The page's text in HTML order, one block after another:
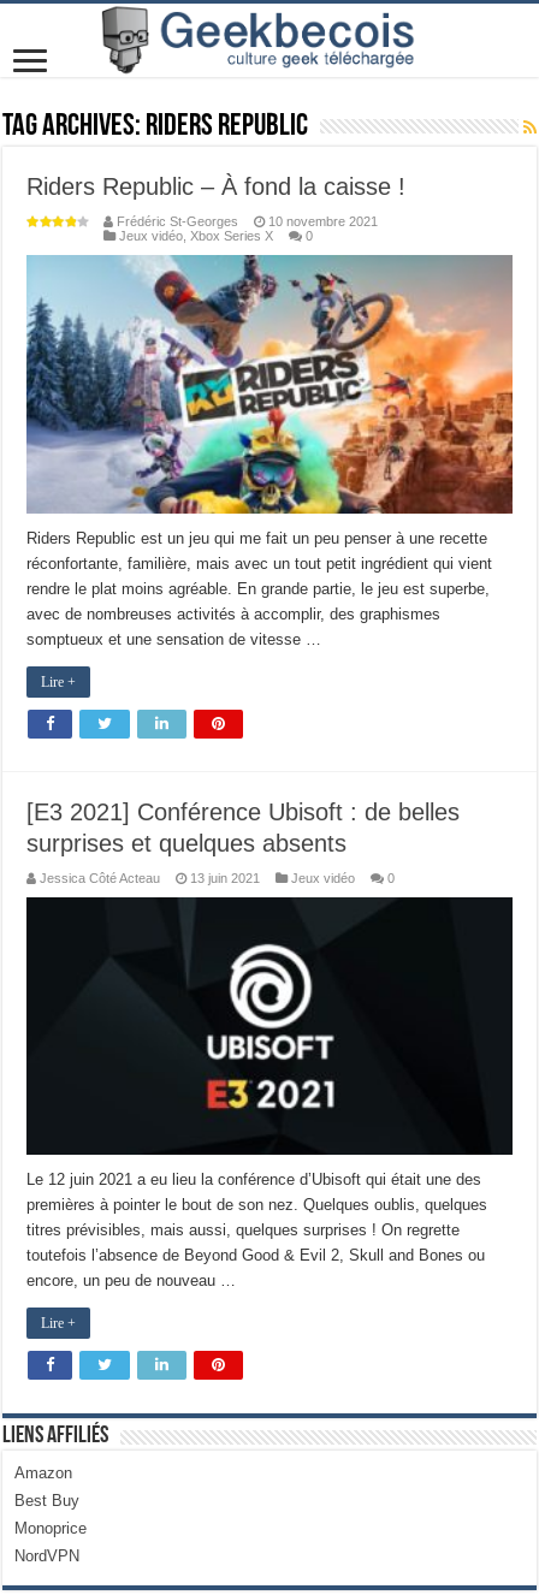
Tag Archives: Riders Republic
Riders Republic – À fond la caisse !
Frédéric St-Georges
10 novembre 2021
Jeux vidéo ,Xbox Series X 0
Riders Republic est un jeu qui me fait un peu penser à une recette
réconfortante, familière, mais avec un tout petit ingrédient qui vient
rendre le plat moins agréable. En grande partie, le jeu est superbe,
avec de nombreuses activités à accomplir, des graphismes
somptueux et une sensation de vitesse …
Lire +
[E3 2021] Conférence Ubisoft : de belles
surprises et quelques absents
Jessica Côté Acteau 13 juin 2021 Jeux vidéo 0
Le 12 juin 2021 a eu lieu la conférence d’Ubisoft qui était une des
premières à pointer le bout de son nez. Quelques oublis, quelques
titres prévisibles, mais aussi, quelques surprises ! On regrette
toutefois l’absence de Beyond Good & Evil 2, Skull and Bones ou
encore, un peu de nouveau …
Lire +
Liens Affiliés
Amazon
Best Buy
Monoprice
NordVPN